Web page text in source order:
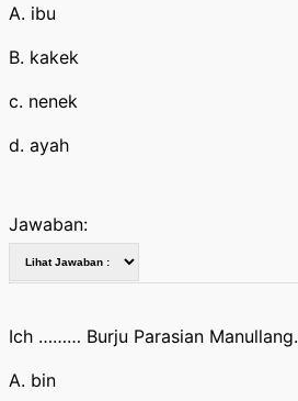
A. ibu
B. kakek
c. nenek
d. ayah
Jawaban:
Ich ……… Burju Parasian Manullang.
A. bin